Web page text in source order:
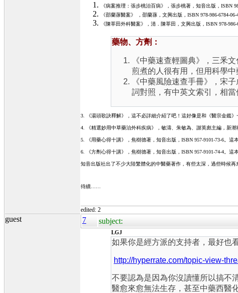
《病案推理：張步桃治百病》，張步桃著，知音出版，ISBN
《邵蘭蓀醫案》 ，邵蘭蓀，文興出版，ISBN 978-986-6784-06-4
《陳莘田外科醫案》，清．陳莘田，文興出版，ISBN 978-986-
藥物、方劑：
《中藥速查輕圖典》，三釆
煎煮的人很有用，但用科學
《中藥風險速查手冊》，宋
詞對照，有中英文索引，相當
3. 《湯頭歌訣釋解》，這不必詳細介紹了吧！這好像是和《醫宗金鑑》
4. 《精選妙用中草藥治外科疾病》，敏濤、朱敏為、謝英彪主編，新
5. 《用藥心得十講》，焦樹德著，知音出版，ISBN 957-9101-73-6。這
6. 《方劑心得十講》，焦樹德著，知音出版，ISBN 957-9101-74-4。
知音出版社出了不少大陸繁體化的中醫藥著作，有些太深，過些時候再
待續……
edited: 2
guest 7 subject:
LGJ
如果你是經方派的支持者，最好也
http://hyperrate.com/topic-view-
不要認為是因為你沒讀懂所以搞不
醫愈來愈無法生存，甚至中藥西醫